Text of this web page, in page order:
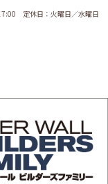
定休日：火曜日／水曜日